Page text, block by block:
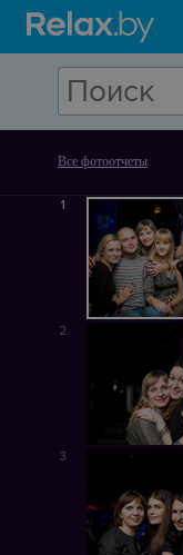
Все фотоотчеты